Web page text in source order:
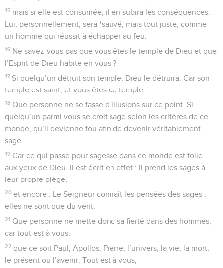
15 mais si elle est consumée, il en subira les conséquences.
Lui, personnellement, sera *sauvé, mais tout juste, comme
un homme qui réussit à échapper au feu.
16 Ne savez-vous pas que vous êtes le temple de Dieu et que
l’Esprit de Dieu habite en vous ?
17 Si quelqu’un détruit son temple, Dieu le détruira. Car son
temple est saint, et vous êtes ce temple.
18 Que personne ne se fasse d’illusions sur ce point. Si
quelqu’un parmi vous se croit sage selon les critères de ce
monde, qu’il devienne fou afin de devenir véritablement
sage.
19 Car ce qui passe pour sagesse dans ce monde est folie
aux yeux de Dieu. Il est écrit en effet : Il prend les sages à
leur propre piège,
20 et encore : Le Seigneur connaît les pensées des sages :
elles ne sont que du vent.
21 Que personne ne mette donc sa fierté dans des hommes,
car tout est à vous,
22 que ce soit Paul, Apollos, Pierre, l’univers, la vie, la mort,
le présent ou l’avenir. Tout est à vous,